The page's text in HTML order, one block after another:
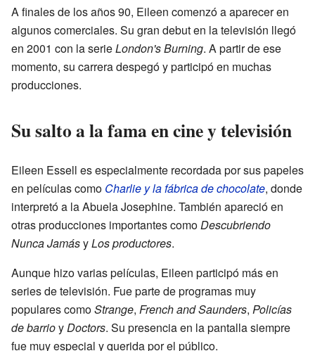
A finales de los años 90, Eileen comenzó a aparecer en
algunos comerciales. Su gran debut en la televisión llegó
en 2001 con la serieLondon's Burning. A partir de ese
momento, su carrera despegó y participó en muchas
producciones.
Su salto a la fama en cine y televisión
Eileen Essell es especialmente recordada por sus papeles
en películas como Charlie y la fábrica de chocolate, donde
interpretó a la Abuela Josephine. También apareció en
otras producciones importantes comoDescubriendo
Nunca JamásyLos productores.
Aunque hizo varias películas, Eileen participó más en
series de televisión. Fue parte de programas muy
populares comoStrange, French and Saunders, Policías
de barrioyDoctors. Su presencia en la pantalla siempre
fue muy especial y querida por el público.